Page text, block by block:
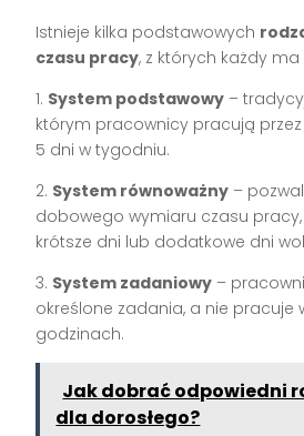
Istnieje kilka podstawowych
czasu pracy, z których każdy
1. System podstawowy –
którym pracownicy pracują
5 dni w tygodniu.
2. System równoważny –
dobowego wymiaru czasu
krótsze dni lub dodatkowe dni
3. System zadaniowy –
określone zadania, a nie pracuje
godzinach.
Jak dobrać odpowiedni
dla dorosłego?